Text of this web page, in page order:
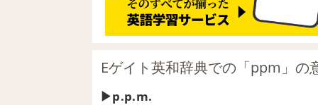
Eゲイト英和辞典での「ppm」の
p.p.m.